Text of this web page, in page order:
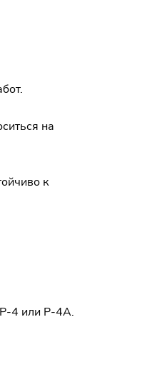
на
к
4 или Р-4А.